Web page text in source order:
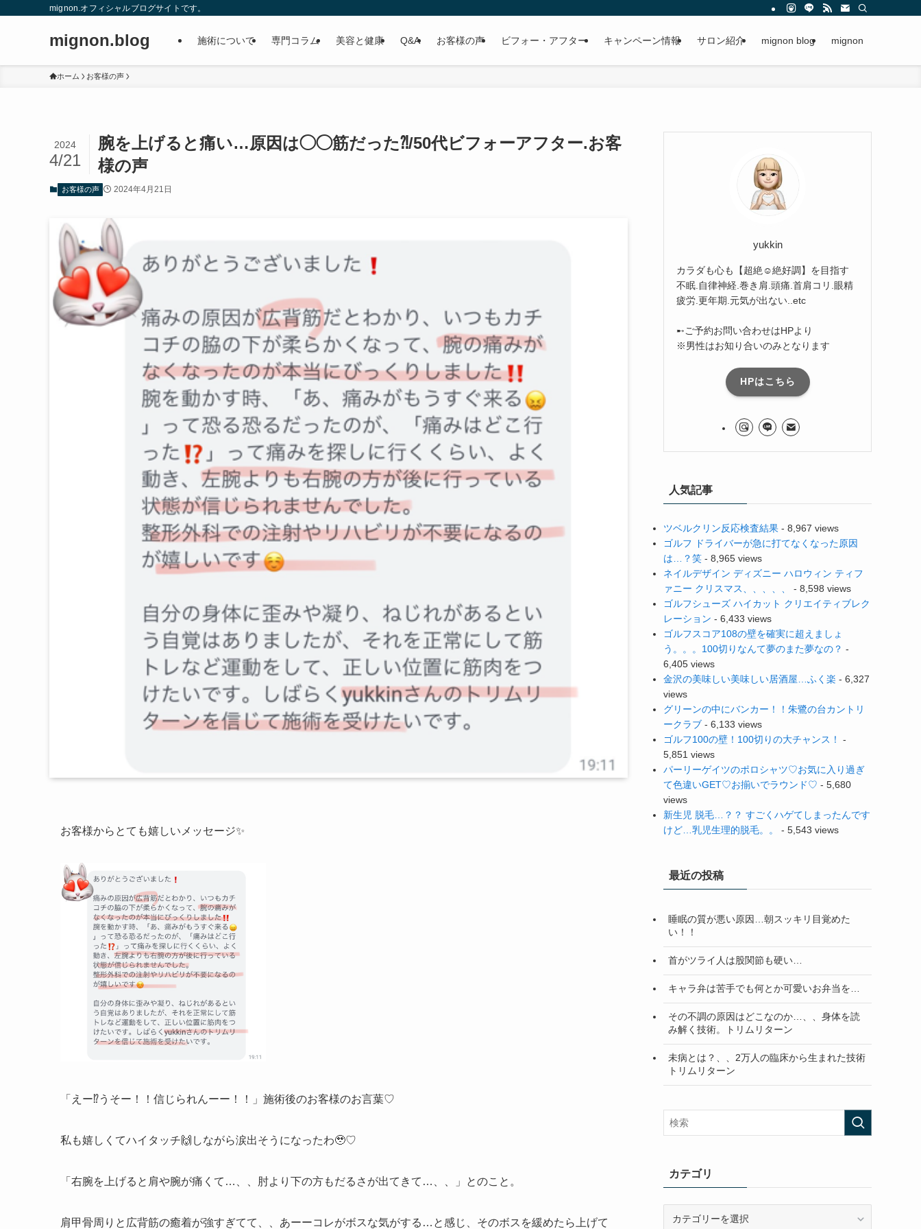
mignon.オフィシャルブログサイトです。
mignon.blog 施術について 専門コラム 美容と健康 Q&A お客様の声 ビフォー・アフター キャンペーン情報 サロン紹介 mignon blog mignon
ホーム お客様の声
腕を上げると痛い…原因は◯◯筋だった⁈/50代ビフォーアフター.お客
様の声
2024
4/21
お客様の声 2024年4月21日
お客様からとても嬉しいメッセージ✨
「えー⁉︎うそー！！信じられんーー！！」施術後のお客様のお言葉♡
私も嬉しくてハイタッチ🙌しながら涙出そうになったわ🥹♡
「右腕を上げると肩や腕が痛くて…、、肘より下の方もだるさが出てきて…、、」とのこと。
肩甲骨周りと広背筋の癒着が強すぎてて、、あーーコレがボスな気がする…と感じ、そのボスを緩めたら上げて
yukkin
カラダも心も【超絶☺︎絶好調】を目指す
不眠.自律神経.巻き肩.頭痛.首肩コリ.眼精
疲労.更年期.元気が出ない..etc
➸ご予約お問い合わせはHPより
※男性はお知り合いのみとなります
HPはこちら
人気記事
ツベルクリン反応検査結果 - 8,967 views
ゴルフ ドライバーが急に打てなくなった原因
は…？笑 - 8,965 views
ネイルデザイン ディズニー ハロウィン ティフ
ァニー クリスマス、、、、、
- 8,598 views
ゴルフシューズ ハイカット クリエイティブレク
レーション - 6,433 views
ゴルフスコア108の壁を確実に超えましょ
う。。。100切りなんて夢のまた夢なの？ -
6,405 views
金沢の美味しい美味しい居酒屋…ふく楽 - 6,327
views
グリーンの中にバンカー！！朱鷺の台カントリ
ークラブ - 6,133 views
ゴルフ100の壁！100切りの大チャンス！
-
5,851 views
パーリーゲイツのポロシャツ♡お気に入り過ぎ
て色違いGET♡お揃いでラウンド♡ - 5,680
views
新生児 脱毛…？？ すごくハゲてしまったんです
けど…乳児生理的脱毛。。
- 5,543 views
最近の投稿
睡眠の質が悪い原因…朝スッキリ目覚めた
い！！
首がツライ人は股関節も硬い…
キャラ弁は苦手でも何とか可愛いお弁当を…
その不調の原因はどこなのか…、、身体を読
み解く技術。トリムリターン
未病とは？、、2万人の臨床から生まれた技術
トリムリターン
カテゴリ